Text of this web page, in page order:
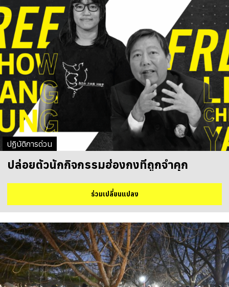
ปฏิบัติการด่วน
ปล่อยตัวนักกิจกรรมฮ่องกงที่ถูกจำคุก
ร่วมเปลี่ยนแปลง